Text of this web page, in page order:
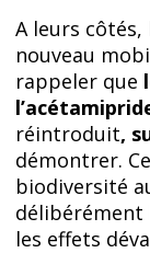
A leurs côtés,
nouveau
rappeler que
réintroduit,
démontrer.
biodiversité
délibérément
les effets